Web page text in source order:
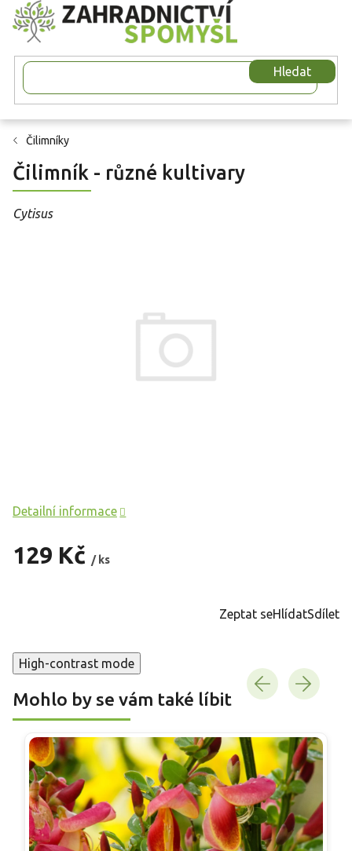
Přejít
na
obsah
Hledat
Čilimníky
Čilimník - různé kultivary
Cytisus
129 Kč / ks
Detailní informace
Zeptat seHlídatSdílet
High-contrast mode
Mohlo by se vám také líbit